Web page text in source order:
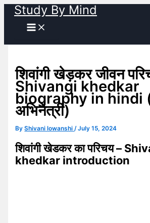
Skip
content
Study By Mind
शिवांगी खेड़कर जीवन
Shivangi khedkar
biography in hindi
अभिनेत्री)
ByShivani lowanshi/July 15, 2024
शिवांगी खेडकर का परिचय –
khedkar introduction